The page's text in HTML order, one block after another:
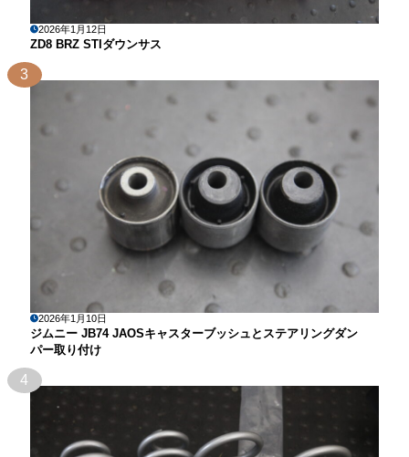
2026年1月12日
ZD8 BRZ STIダウンサス
3
2026年1月10日
ジムニー JB74 JAOSキャスターブッシュとステアリングダン
パー取り付け
4